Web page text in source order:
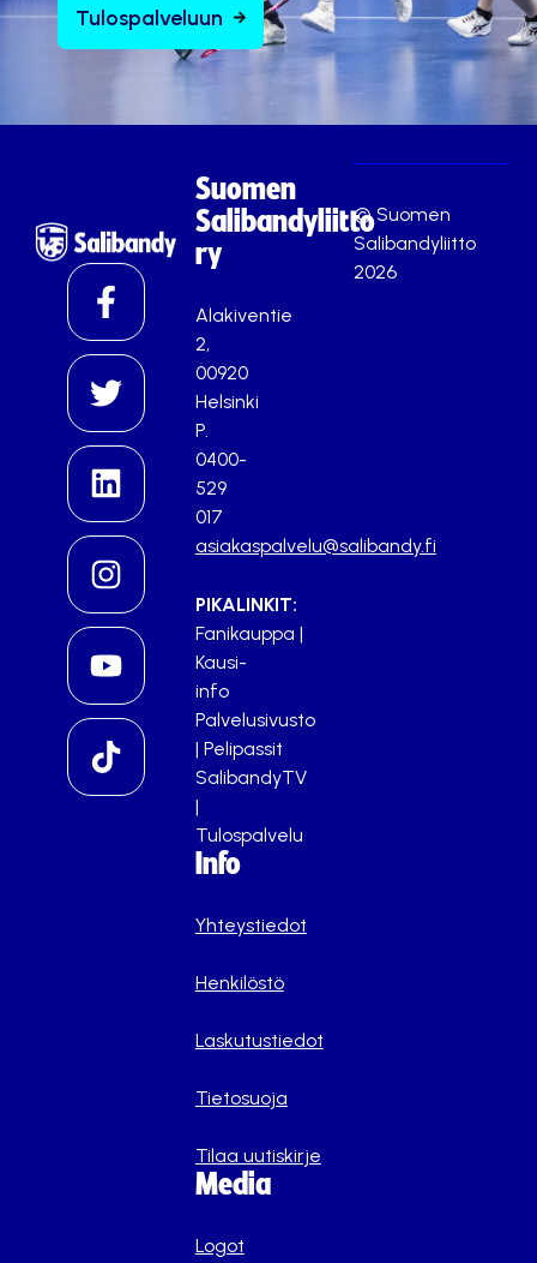
Tulospalveluun
Suomen
Salibandyliitto
ry
Alakiventie
2,
00920
Helsinki
P.
0400-
529
017
asiakaspalvelu@salibandy.fi
PIKALINKIT:
Fanikauppa |
Kausi-
info
Palvelusivusto
| Pelipassit
SalibandyTV
|
Tulospalvelu
Info
Yhteystiedot
Henkilöstö
Laskutustiedot
Tietosuoja
Tilaa uutiskirje
Media
Logot
© Suomen
Salibandyliitto
2026